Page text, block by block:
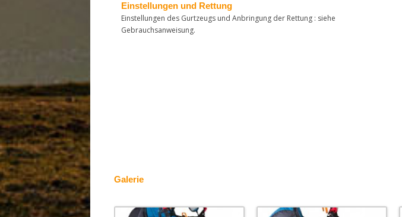
Einstellungen und Rettung
Einstellungen des Gurtzeugs und Anbringung der Rettung : siehe
Gebrauchsanweisung.
Galerie